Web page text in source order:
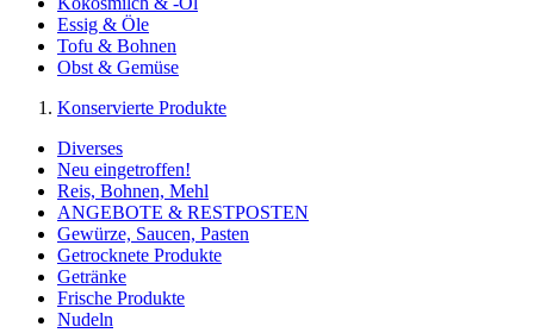
Essig & Öle
Tofu & Bohnen
Obst & Gemüse
Konservierte Produkte
Diverses
Neu eingetroffen!
Reis, Bohnen, Mehl
ANGEBOTE & RESTPOSTEN
Gewürze, Saucen, Pasten
Getrocknete Produkte
Getränke
Frische Produkte
Nudeln